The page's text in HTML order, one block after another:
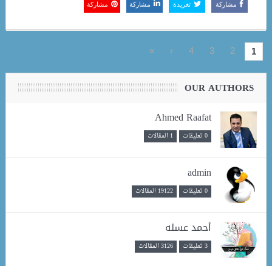
مشاركة تغريدة مشاركة مشاركة
1
2
3
4
›
»
OUR AUTHORS
Ahmed Raafat
0 تعليقات 1 المقالات
admin
0 تعليقات 19122 المقالات
أحمد عسله
3 تعليقات 3126 المقالات